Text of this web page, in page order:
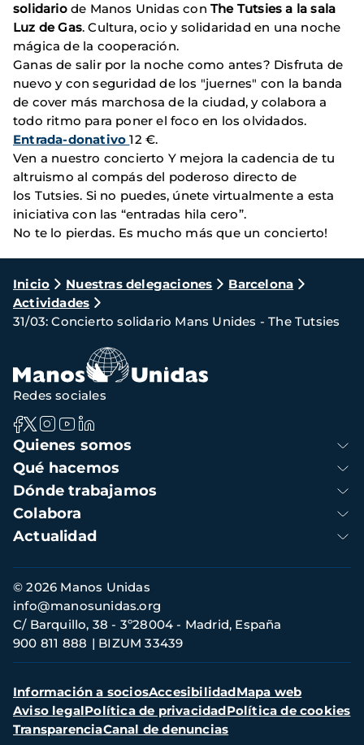
solidariode Manos Unidas conThe Tutsies a la sala
Luz de Gas. Cultura, ocio y solidaridad en una noche
mágica de la cooperación.
Ganas de salir por la noche como antes? Disfruta de
nuevo y con seguridad de los "juernes" con la banda
de cover más marchosa de la ciudad, y colabora a
todo ritmo para poner el foco en los olvidados.
Entrada-donativo12 €.
Ven a nuestro concierto Y mejora la cadencia de tu
altruismo al compás del poderoso directo de
los Tutsies. Si no puedes, únete virtualmente a esta
iniciativa con las “entradas hila cero”.
No te lo pierdas. Es mucho más que un concierto!
Ruta
de
navegación
Inicio Nuestras delegaciones
Barcelona
Actividades
31/03: Concierto solidario Mans Unides - The Tutsies
Navegación
principal
Quienes somos
Qué hacemos
Dónde trabajamos
Colabora
Actualidad
Redes sociales
Información
de
contacto
© 2026 Manos Unidas
C/ Barquillo, 38 - 3º28004 - Madrid, España
900 811 888
BIZUM 33439
info@manosunidas.org
Menú
secundario
Información a sociosAccesibilidadMapa web
Aviso legalPolítica de privacidadPolítica de cookies
TransparenciaCanal de denuncias